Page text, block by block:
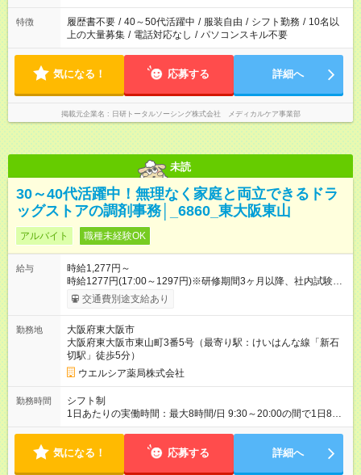
特徴 履歴書不要 / 40～50代活躍中 / 服装自由 / シフト勤務 / 10名以
上の大量募集 / 電話対応なし / パソコンスキル不要
気になる！ 応募する 詳細へ
掲載元企業名 日研トータルソーシング株式会社 メディカルケア事業部
未読
30～40代活躍中！無理なく家庭と両立できるドラ
ッグストアの調剤事務│_6860_東大阪東山
アルバイト 職種未経験OK
給与
時給1,277円～
時給1277円(17:00～1297円)※研修期間3ヶ月以降、社内試験に
よる更新判定あり 社内試験合格後、時給＋50～100円の昇給あ
り （大学生は＋20円） 試用期間あり：入社日から3ヶ月間／本
間の長さ：3ヶ月 雇用形態、給与は本採用時と同じです。
交通費別途支給あり
勤務地
大阪府東大阪市
大阪府東大阪市東山町3番5号（最寄り駅：けいはんな線「新石
切駅」徒歩5分）
ウエルシア薬局株式会社
勤務時間
シフト制
1日あたりの実働時間：最大8時間/日 9:30～20:00の間で1日8時
間の勤務 ☆週4～5日の勤務 ※勤務曜日応相談 ☆未経験・無資格
気になる！ 応募する 詳細へ